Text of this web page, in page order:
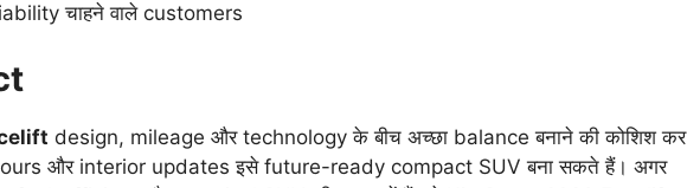
चाहने वाले customers
design, mileage और technology के बीच अच्छा balance बनाने की कोशिश कर
और interior updates इसे future-ready compact SUV बना सकते हैं। अगर